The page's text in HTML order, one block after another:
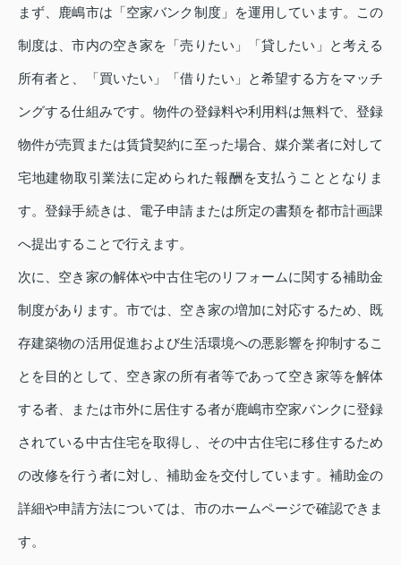
まず、鹿嶋市は「空家バンク制度」を運用しています。この
制度は、市内の空き家を「売りたい」「貸したい」と考える
所有者と、「買いたい」「借りたい」と希望する方をマッチ
ングする仕組みです。物件の登録料や利用料は無料で、登録
物件が売買または賃貸契約に至った場合、媒介業者に対して
宅地建物取引業法に定められた報酬を支払うこととなりま
す。登録手続きは、電子申請または所定の書類を都市計画課
へ提出することで行えます。
次に、空き家の解体や中古住宅のリフォームに関する補助金
制度があります。市では、空き家の増加に対応するため、既
存建築物の活用促進および生活環境への悪影響を抑制するこ
とを目的として、空き家の所有者等であって空き家等を解体
する者、または市外に居住する者が鹿嶋市空家バンクに登録
されている中古住宅を取得し、その中古住宅に移住するため
の改修を行う者に対し、補助金を交付しています。補助金の
詳細や申請方法については、市のホームページで確認できま
す。